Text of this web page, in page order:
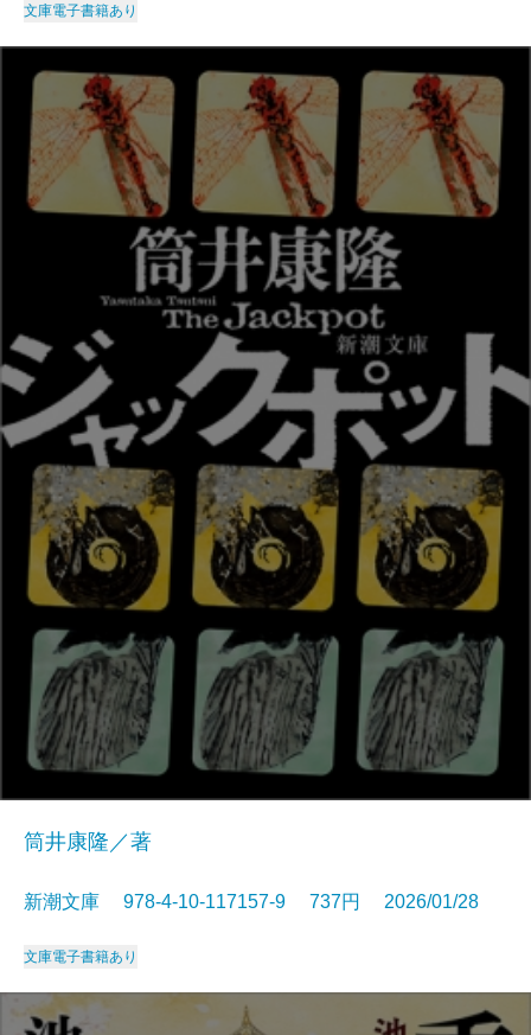
文庫電子書籍あり
筒井康隆／著
新潮文庫 978-4-10-117157-9 737円 2026/01/28
文庫電子書籍あり